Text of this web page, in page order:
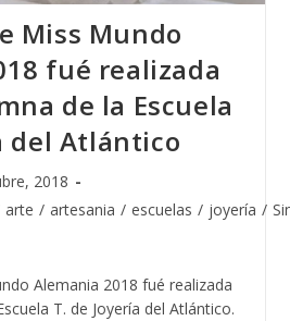
Miss Mundo
fué realizada
de la Escuela
del Atlántico
2018
arte / artesania / escuelas / joyería /
Alemania 2018 fué realizada
T. de Joyería del Atlántico.